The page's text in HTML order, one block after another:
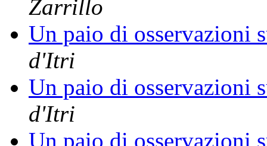
Zarrillo
Un paio di osservazioni
d'Itri
Un paio di osservazioni
d'Itri
Un paio di osservazioni